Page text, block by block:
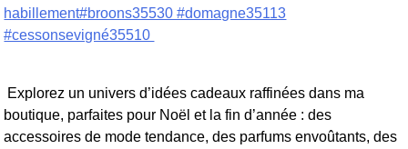
habillement#broons35530 #domagne35113
#cessonsevigné35510
Explorez un univers d’idées cadeaux raffinées dans ma
boutique, parfaites pour Noël et la fin d’année : des
accessoires de mode tendance, des parfums envoûtants, des